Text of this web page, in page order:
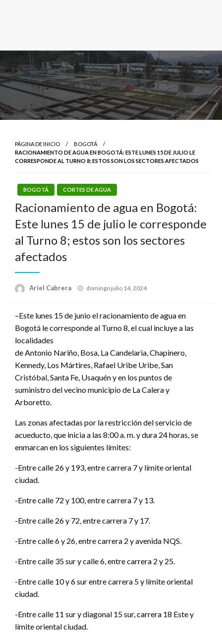
PÁGINA DE INICIO
BOGOTÁ
RACIONAMIENTO DE AGUA EN BOGOTÁ: ESTE LUNES 15 DE JULIO LE
CORRESPONDE AL TURNO 8; ESTOS SON LOS SECTORES AFECTADOS
BOGOTÁ CORTES DE AGUA
Racionamiento de agua en Bogotá:
Este lunes 15 de julio le corresponde
al Turno 8; estos son los sectores
afectados
Ariel Cabrera
Publicado
domingo julio 14, 2024
–Este lunes 15 de junio el racionamiento de agua en
Bogotá le corresponde al Turno 8, el cual incluye a las
localidades
de Antonio Nariño, Bosa, La Candelaria, Chapinero,
Kennedy, Los Mártires, Rafael Uribe Uribe, San
Cristóbal, Santa Fe, Usaquén y en los puntos de
suministro del vecino municipio de La Calera y
Arboretto.
Las zonas afectadas por la restricción del servicio de
acueducto, que inicia a las 8:00 a. m. y dura 24 horas, se
enmarcan en los siguientes límites:
-Entre calle 26 y 193, entre carrera 7 y límite oriental
ciudad.
-Entre calle 72 y 100, entre carrera 7 y 13.
-Entre calle 26 y 72, entre carrera 7 y 17.
-Entre calle 6 y 26, entre carrera 2 y avenida NQS.
-Entre calle 35 sur y calle 6, entre carrera 2 y 25.
-Entre calle 10 y 6 sur entre carrera 5 y límite oriental
ciudad.
-Entre calle 11 sur y diagonal 15 sur, carrera 18 Este y
límite oriental ciudad.